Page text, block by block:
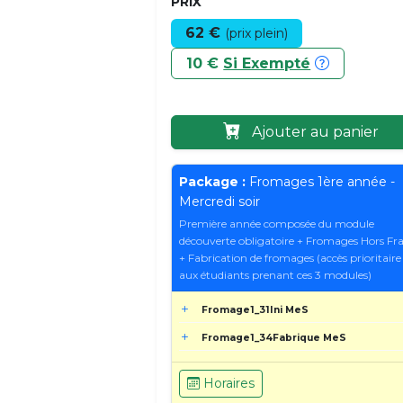
62 € (prix plein)
10 € Si Exempté
Ajouter au panier
Package : Fromages 1ère année -
Mercredi soir
Première année composée du module
découverte obligatoire + Fromages Hors
+ Fabrication de fromages (accès prioritaire
aux étudiants prenant ces 3 modules)
Fromage1_31Ini MeS
Fromage1_34Fabrique MeS
Horaires